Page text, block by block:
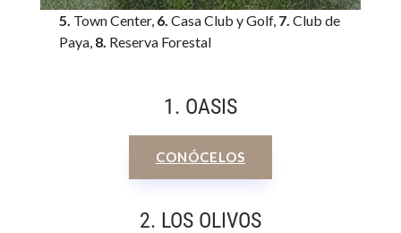
5. Town Center, 6. Casa Club y Golf, 7. Club de
Paya, 8. Reserva Forestal
1. OASIS
CONÓCELOS
2. LOS OLIVOS